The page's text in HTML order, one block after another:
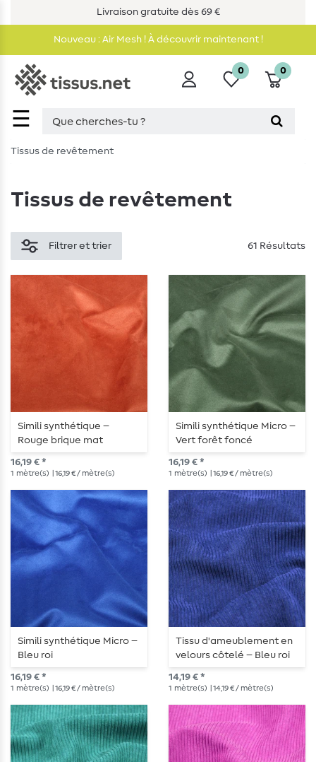
Livraison gratuite dès 69 €
Nouveau : Air Mesh ! À découvrir maintenant !
☰
0 0
Tissus de revêtement
Tissus de revêtement
Filtrer et trier 61 Résultats
Simili synthétique –
Rouge brique mat
16,19 € *
1 mètre(s) | 16,19 € / mètre(s)
Simili synthétique Micro –
Vert forêt foncé
16,19 € *
1 mètre(s) | 16,19 € / mètre(s)
Simili synthétique Micro –
Bleu roi
16,19 € *
1 mètre(s) | 16,19 € / mètre(s)
Tissu d'ameublement en
velours côtelé – Bleu roi
14,19 € *
1 mètre(s) | 14,19 € / mètre(s)